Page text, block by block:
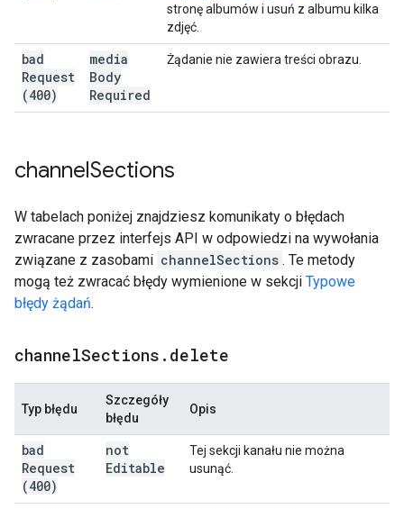
stronę albumów i usuń z albumu kilka
zdjęć.
bad
Request
(400)
media
Body
Required
Żądanie nie zawiera treści obrazu.
channelSections
W tabelach poniżej znajdziesz komunikaty o błędach
zwracane przez interfejs API w odpowiedzi na wywołania
związane z zasobami channelSections . Te metody
mogą też zwracać błędy wymienione w sekcji Typowe
błędy żądań.
channelSections . delete
Typ błędu
Szczegóły
błędu
Opis
bad
Request
(400)
not
Editable
Tej sekcji kanału nie można
usunąć.